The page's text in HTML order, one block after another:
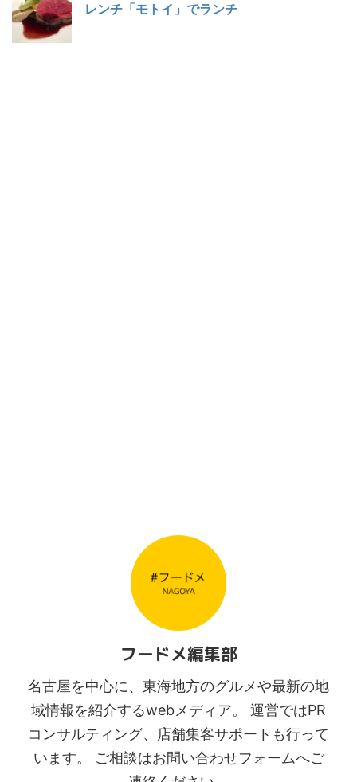
レンチ「モトイ」でランチ
フードメ編集部
名古屋を中心に、東海地方のグルメや最新の地
域情報を紹介するwebメディア。 運営ではPR
コンサルティング、店舗集客サポートも行って
います。 ご相談はお問い合わせフォームへご